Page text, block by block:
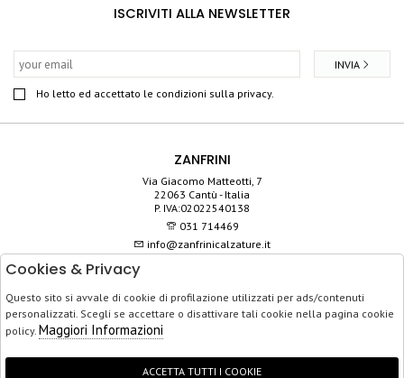
ISCRIVITI ALLA NEWSLETTER
Ho letto ed accettato le condizioni sulla privacy.
INVIA
ZANFRINI
Via Giacomo Matteotti, 7
22063 Cantù - Italia
P. IVA:02022540138
031 714469
info@zanfrinicalzature.it
SERVIZIO CLIENTI
ACQUISTO SICURO
Cookies & Privacy
Questo sito si avvale di cookie di profilazione utilizzati per ads/contenuti
personalizzati. Scegli se accettare o disattivare tali cookie nella pagina cookie
policy. Maggiori Informazioni
ACCETTA TUTTI I COOKIE